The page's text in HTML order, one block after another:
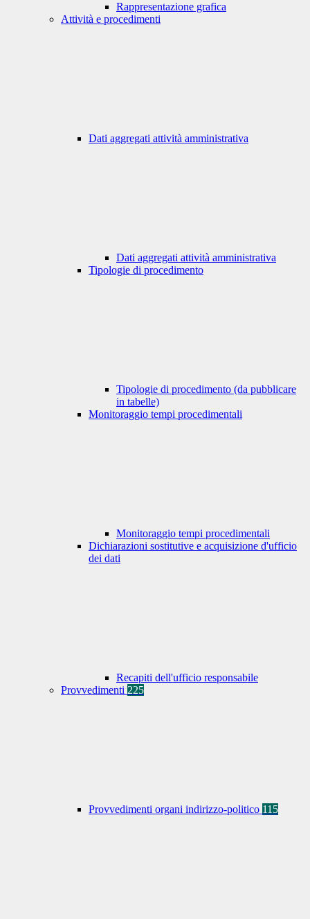
Rappresentazione grafica
Attività e procedimenti
Dati aggregati attività amministrativa
Dati aggregati attività amministrativa
Tipologie di procedimento
Tipologie di procedimento (da pubblicare
in tabelle)
Monitoraggio tempi procedimentali
Monitoraggio tempi procedimentali
Dichiarazioni sostitutive e acquisizione d'ufficio
dei dati
Recapiti dell'ufficio responsabile
Provvedimenti 225
Provvedimenti organi indirizzo-politico 115